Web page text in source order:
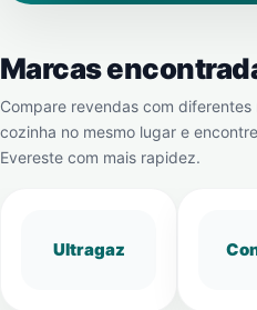
Marcas
Compare revendas com
cozinha no mesmo lugar e encontre
Evereste com mais rapidez.
Ultragaz